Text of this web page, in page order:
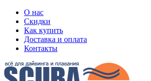
О нас
Скидки
Как купить
Доставка и оплата
Контакты